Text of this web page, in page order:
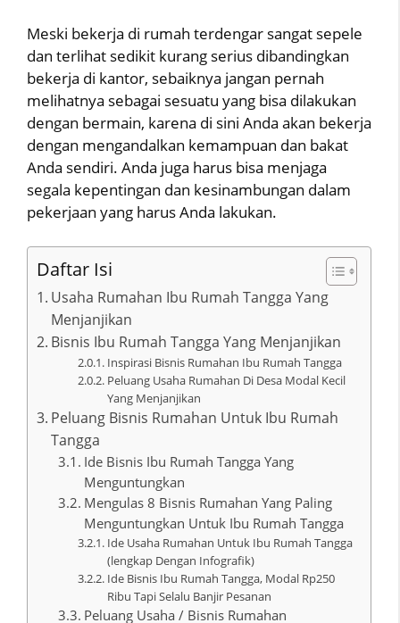
Meski bekerja di rumah terdengar sangat sepele
dan terlihat sedikit kurang serius dibandingkan
bekerja di kantor, sebaiknya jangan pernah
melihatnya sebagai sesuatu yang bisa dilakukan
dengan bermain, karena di sini Anda akan bekerja
dengan mengandalkan kemampuan dan bakat
Anda sendiri. Anda juga harus bisa menjaga
segala kepentingan dan kesinambungan dalam
pekerjaan yang harus Anda lakukan.
Daftar Isi
Usaha Rumahan Ibu Rumah Tangga Yang
Menjanjikan
Bisnis Ibu Rumah Tangga Yang Menjanjikan
Inspirasi Bisnis Rumahan Ibu Rumah Tangga
Peluang Usaha Rumahan Di Desa Modal Kecil
Yang Menjanjikan
Peluang Bisnis Rumahan Untuk Ibu Rumah
Tangga
Ide Bisnis Ibu Rumah Tangga Yang
Menguntungkan
Mengulas 8 Bisnis Rumahan Yang Paling
Menguntungkan Untuk Ibu Rumah Tangga
Ide Usaha Rumahan Untuk Ibu Rumah Tangga
(lengkap Dengan Infografik)
Ide Bisnis Ibu Rumah Tangga, Modal Rp250
Ribu Tapi Selalu Banjir Pesanan
Peluang Usaha / Bisnis Rumahan